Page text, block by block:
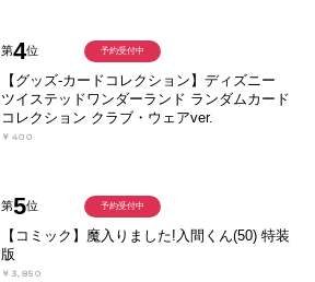
第4位
【グッズ-カードコレクション】ディズニー
ツイステッドワンダーランド ランダムカード
コレクション クラブ・ウェアver.
￥400
予約受付中
第5位
【コミック】魔入りました!入間くん(50) 特装
版
￥3,850
予約受付中